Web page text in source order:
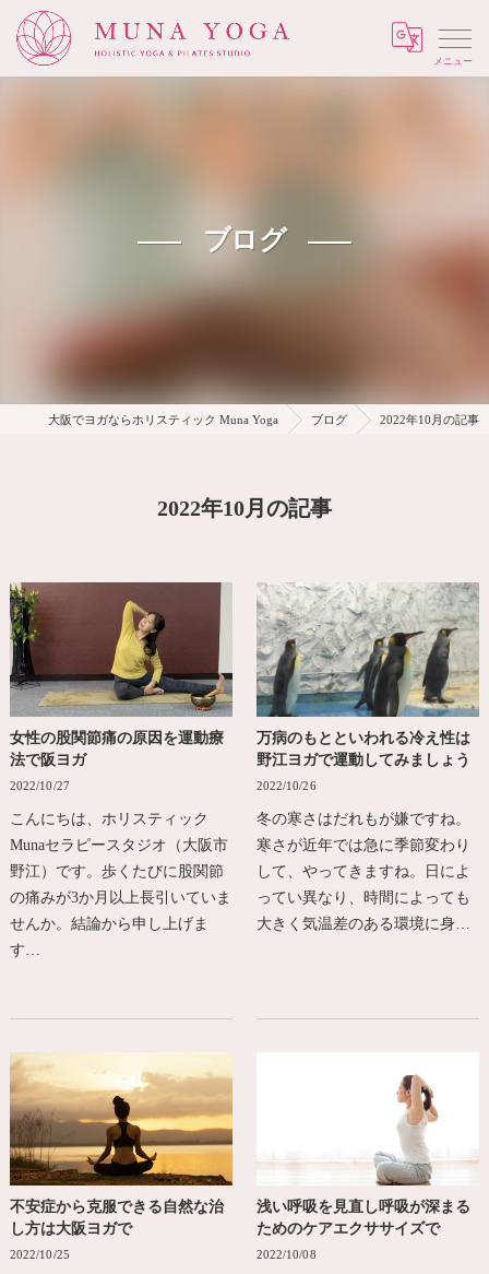
Menu
ブログ
大阪でヨガならホリスティック Muna Yoga ブログ 2022年10月の記事
2022年10月の記事
女性の股関節痛の原因を運動療
法で阪ヨガ
2022/10/27
こんにちは、ホリスティック
Munaセラピースタジオ（大阪市
野江）です。歩くたびに股関節
の痛みが3か月以上長引いていま
せんか。結論から申し上げま
す…
万病のもとといわれる冷え性は
野江ヨガで運動してみましょう
2022/10/26
冬の寒さはだれもが嫌ですね。
寒さが近年では急に季節変わり
して、やってきますね。日によ
ってい異なり、時間によっても
大きく気温差のある環境に身…
不安症から克服できる自然な治
し方は大阪ヨガで
2022/10/25
浅い呼吸を見直し呼吸が深まる
ためのケアエクササイズで
2022/10/08